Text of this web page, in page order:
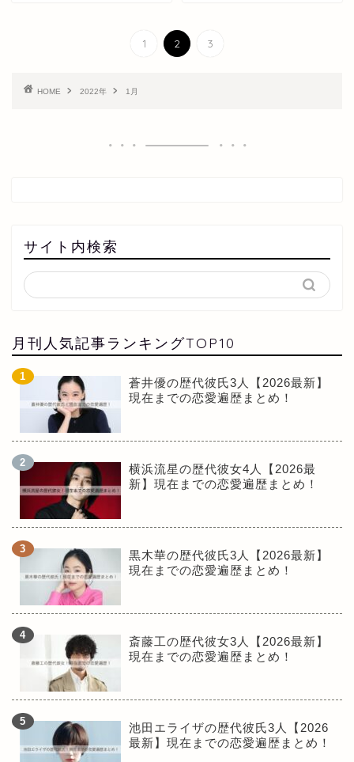
1 2 3
HOME 2022年 1月
サイト内検索
月刊人気記事ランキングTOP10
蒼井優の歴代彼氏3人【2026最新】
現在までの恋愛遍歴まとめ！
横浜流星の歴代彼女4人【2026最
新】現在までの恋愛遍歴まとめ！
黒木華の歴代彼氏3人【2026最新】
現在までの恋愛遍歴まとめ！
斎藤工の歴代彼女3人【2026最新】
現在までの恋愛遍歴まとめ！
池田エライザの歴代彼氏3人【2026
最新】現在までの恋愛遍歴まとめ！